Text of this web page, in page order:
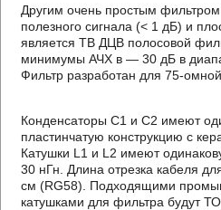
Другим очень простым
полезного сигнала (< 1 дБ) и
является ТВ ДЦВ полосовой
минимумы АЧХ в — 30 дБ в
Фильтр разработан для 75-
Конденсаторы С1 и С2 имеют
пластинчатую конструкцию с
Катушки L1 и L2 имеют
30 нГн. Длина отрезка кабеля
см (RG58). Подходящими
катушками для фильтра будут